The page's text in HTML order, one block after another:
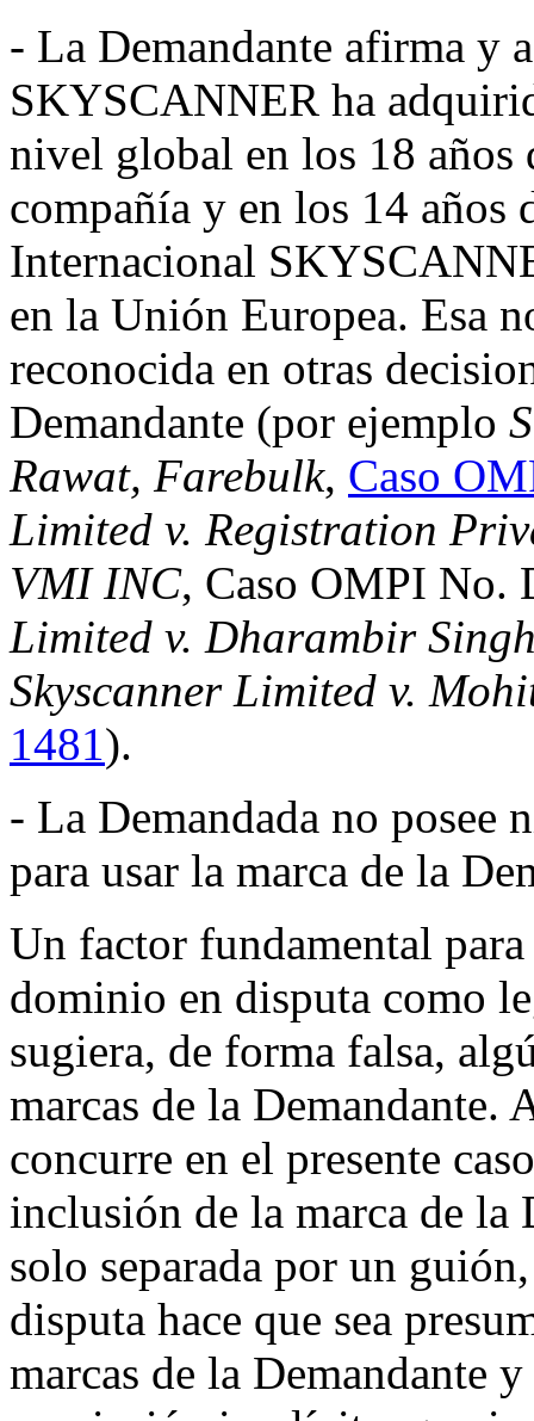
- La Demandante afirma y
SKYSCANNER ha
nivel global en los 18 años
compañía y en los 14 años
Internacional
en la Unión Europea. Esa
reconocida en otras
Demandante (por ejemplo
Rawat, Farebulk, Caso
Limited v. Registration
VMI INC, Caso OMPI No.
Limited v. Dharambir
Skyscanner Limited v.
1481).
- La Demandada no posee
para usar la marca de la
Un factor fundamental
dominio en disputa como
sugiera, de forma falsa,
marcas de la
concurre en el presente
inclusión de la marca de la
solo separada por un
disputa hace que sea
marcas de la Demandante